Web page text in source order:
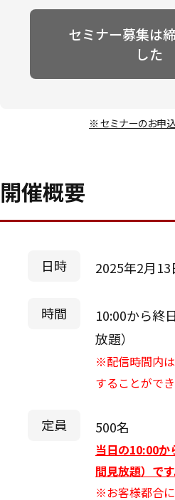
セミナー募集は
した
※ セミナーのお申
開催概要
日時 2025年2月13
時間
10:00から終
放題）
※配信時間内
することができ
定員 500名
当日の10:00か
間見放題）です
※お客様都合